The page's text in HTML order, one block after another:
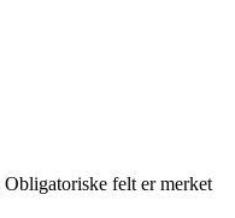
Obligatoriske felt er merket